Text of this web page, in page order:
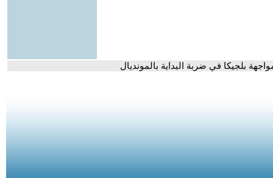
بلجيكا في ضربة البداية بالمونديال